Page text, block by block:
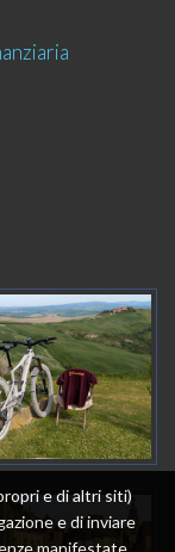
e di altri siti)
e di inviare
manifestate